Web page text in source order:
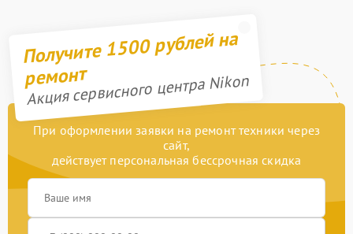
Получите 1500 рублей на
ремонт
Акция сервисного центра Nikon
При оформлении заявки на ремонт техники через
сайт,
действует персональная бессрочная скидка